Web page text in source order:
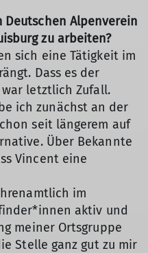
Alpenverein
zu arbeiten?
sich eine Tätigkeit im
Dass es der
letztlich Zufall.
ich zunächst an der
seit längerem auf
Über Bekannte
Vincent eine
im
aktiv und
meiner Ortsgruppe
Stelle ganz gut zu mir